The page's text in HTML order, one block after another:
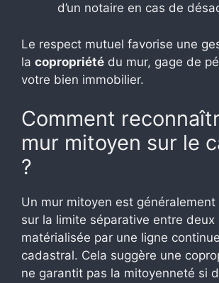
d’un notaire en cas de
Le respect mutuel favorise une
la copropriété du mur, gage de
votre bien immobilier.
Comment
mur mitoyen sur le
?
Un mur mitoyen est généralement
sur la limite séparative entre deux
matérialisée par une ligne
cadastral. Cela suggère une
ne garantit pas la mitoyenneté si